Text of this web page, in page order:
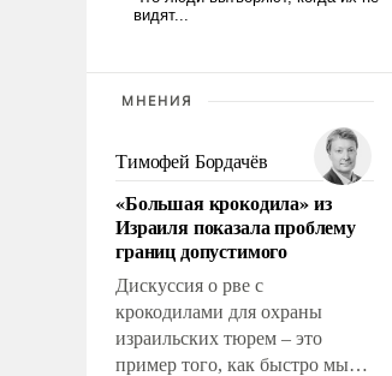
МНЕНИЯ
Тимофей Бордачёв
«Большая крокодила» из
Израиля показала проблему
границ допустимого
Дискуссия о рве с
крокодилами для охраны
израильских тюрем – это
пример того, как быстро мы